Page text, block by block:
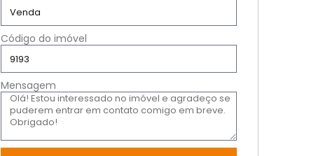
Código do imóvel
Mensagem